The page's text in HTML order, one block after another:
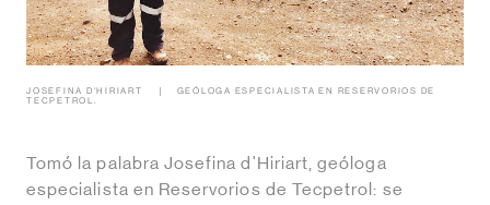
JOSEFINA D'HIRIART
GEÓLOGA ESPECIALISTA EN RESERVORIOS DE
TECPETROL.
Tomó la palabra Josefina d'Hiriart, geóloga
especialista en Reservorios de Tecpetrol: se